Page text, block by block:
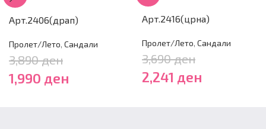
Арт.2406(драп)
Пролет/Лето, Сандали
3,890ден
1,990 ден
Арт.2416(црна)
Пролет/Лето, Сандали
3,690ден
2,241 ден